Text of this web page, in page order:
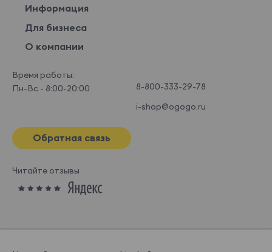
Информация
Для бизнеса
О компании
Время работы:
Пн-Вс - 8:00-20:00
8-800-333-29-78
i-shop@ogogo.ru
Обратная связь
Читайте отзывы